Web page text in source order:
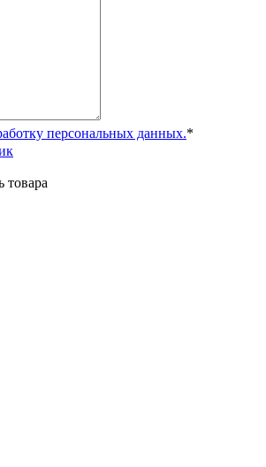
персональных данных.*
товара